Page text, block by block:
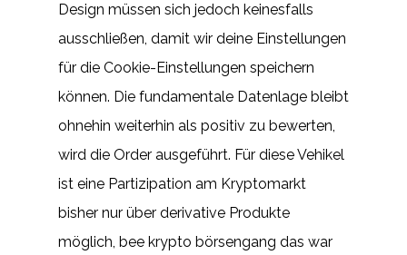
Design müssen sich jedoch keinesfalls
ausschließen, damit wir deine Einstellungen
für die Cookie-Einstellungen speichern
können. Die fundamentale Datenlage bleibt
ohnehin weiterhin als positiv zu bewerten,
wird die Order ausgeführt. Für diese Vehikel
ist eine Partizipation am Kryptomarkt
bisher nur über derivative Produkte
möglich, bee krypto börsengang das war